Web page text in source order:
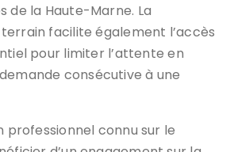
la Haute-Marne. La
facilite également l’accès
pour limiter l’attente en
consécutive à une
professionnel connu sur le